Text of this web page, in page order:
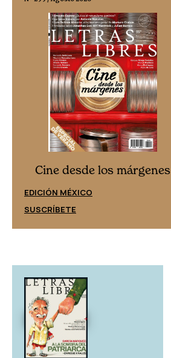
Cine desde los márgenes
EDICIÓN MÉXICO
SUSCRÍBETE